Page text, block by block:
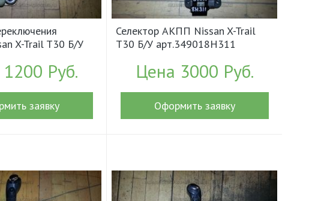
X-Trail T30 Б/У
(15922) Руб.
заявку
Селектор АКПП Nissan X-Trail
T30 Б/У арт.349018H311
Цена 3000 Руб.
Оформить заявку